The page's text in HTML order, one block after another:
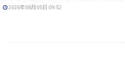
2026年08月05日 09:52